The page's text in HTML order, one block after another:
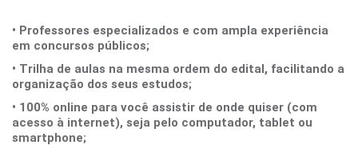
• Professores especializados e com ampla experiência
em concursos públicos;
• Trilha de aulas na mesma ordem do edital, facilitando a
organização dos seus estudos;
• 100% online para você assistir de onde quiser (com
acesso à internet), seja pelo computador, tablet ou
smartphone;